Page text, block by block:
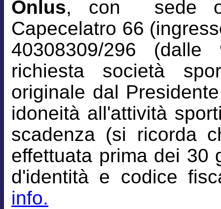
Onlus, con sede
Capecelatro 66
40308309/296
richiesta società
originale dal
idoneità all'attività
scadenza (si ricorda
effettuata prima dei 30
d'identità e codice
info.